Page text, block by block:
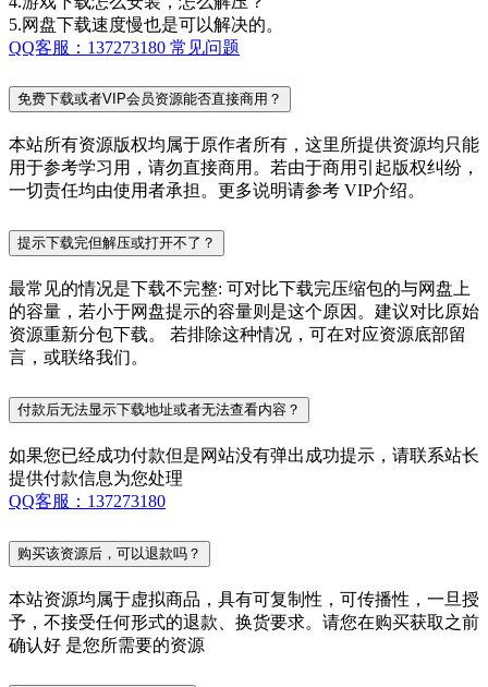
5.网盘下载速度慢也是可以解决的。
QQ客服：137273180 常见问题
免费下载或者VIP会员资源能否直接商用？
本站所有资源版权均属于原作者所有，这里所提供资源均只能
用于参考学习用，请勿直接商用。若由于商用引起版权纠纷，
一切责任均由使用者承担。更多说明请参考 VIP介绍。
提示下载完但解压或打开不了？
最常见的情况是下载不完整: 可对比下载完压缩包的与网盘上
的容量，若小于网盘提示的容量则是这个原因。建议对比原始
资源重新分包下载。 若排除这种情况，可在对应资源底部留
言，或联络我们。
付款后无法显示下载地址或者无法查看内容？
如果您已经成功付款但是网站没有弹出成功提示，请联系站长
提供付款信息为您处理
QQ客服：137273180
购买该资源后，可以退款吗？
本站资源均属于虚拟商品，具有可复制性，可传播性，一旦授
予，不接受任何形式的退款、换货要求。请您在购买获取之前
确认好 是您所需要的资源